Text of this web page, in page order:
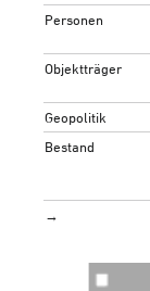
Personen
Objektträger
Geopolitik
Bestand
→